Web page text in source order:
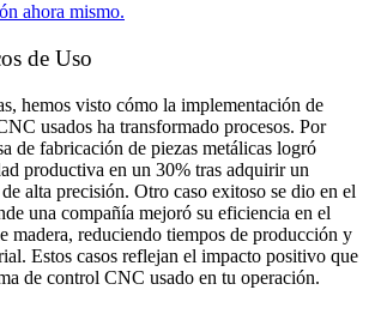
ahora mismo.
de Uso​
hemos visto cómo la implementación de
usados ha transformado procesos. Por
de fabricación de piezas metálicas logró
productiva en un 30% tras adquirir un
alta precisión. Otro caso exitoso se dio en el
una compañía mejoró su eficiencia en el
madera, reduciendo tiempos de producción y
Estos casos reflejan el impacto positivo que
de control CNC usado en tu operación.